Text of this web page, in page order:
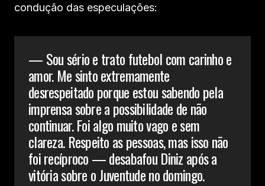
condução das especulações:
— Sou sério e trato futebol com carinho e
amor. Me sinto extremamente
desrespeitado porque estou sabendo pela
imprensa sobre a possibilidade de não
continuar. Foi algo muito vago e sem
clareza. Respeito as pessoas, mas isso não
foi recíproco — desabafou Diniz após a
vitória sobre o Juventude no domingo.